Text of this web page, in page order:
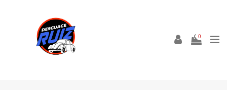
0
REPUESTOS USADOS
CHEVROLET